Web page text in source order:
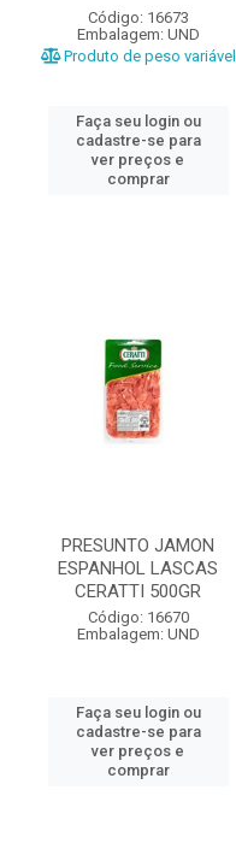
Código: 16673
Embalagem: UND
Produto de peso variável
Faça seu login ou
cadastre-se para
ver preços e
comprar
PRESUNTO JAMON
ESPANHOL LASCAS
CERATTI 500GR
Código: 16670
Embalagem: UND
Faça seu login ou
cadastre-se para
ver preços e
comprar